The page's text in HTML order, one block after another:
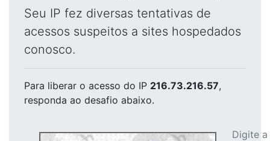
Seu IP fez diversas tentativas de
acessos suspeitos a sites hospedados
conosco.
Para liberar o acesso do IP 216.73.216.57,
responda ao desafio abaixo.
Digite